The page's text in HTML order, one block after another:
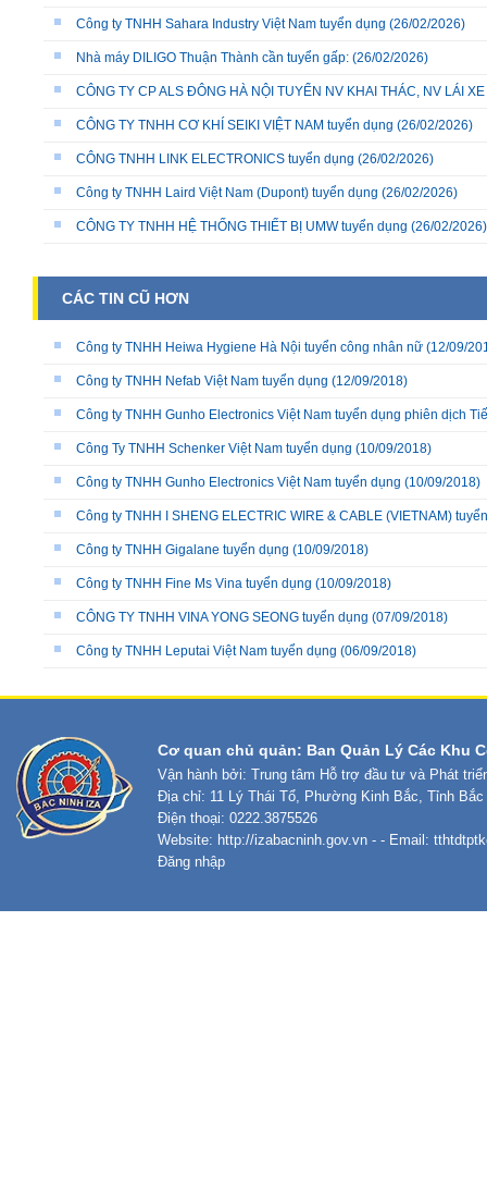
Công ty TNHH Sahara Industry Việt Nam tuyển dụng (26/02/2026)
Nhà máy DILIGO Thuận Thành cần tuyển gấp: (26/02/2026)
CÔNG TY CP ALS ĐÔNG HÀ NỘI TUYỂN NV KHAI THÁC, NV LÁI
CÔNG TY TNHH CƠ KHÍ SEIKI VIỆT NAM tuyển dụng (26/02/2026)
CÔNG TNHH LINK ELECTRONICS tuyển dụng (26/02/2026)
Công ty TNHH Laird Việt Nam (Dupont) tuyển dụng (26/02/2026)
CÔNG TY TNHH HỆ THỐNG THIẾT BỊ UMW tuyển dụng (26/02/2026)
CÁC TIN CŨ HƠN
Công ty TNHH Heiwa Hygiene Hà Nội tuyển công nhân nữ (12/09/
Công ty TNHH Nefab Việt Nam tuyển dụng (12/09/2018)
Công ty TNHH Gunho Electronics Việt Nam tuyển dụng phiên dịch
Công Ty TNHH Schenker Việt Nam tuyển dụng (10/09/2018)
Công ty TNHH Gunho Electronics Việt Nam tuyển dụng (10/09/2018)
Công ty TNHH I SHENG ELECTRIC WIRE & CABLE (VIETNAM)
Công ty TNHH Gigalane tuyển dụng (10/09/2018)
Công ty TNHH Fine Ms Vina tuyển dụng (10/09/2018)
CÔNG TY TNHH VINA YONG SEONG tuyển dụng (07/09/2018)
Công ty TNHH Leputai Việt Nam tuyển dụng (06/09/2018)
Cơ quan chủ quản: Ban Quản Lý Các Khu
Vận hành bởi: Trung tâm Hỗ trợ đầu tư và Phát
Địa chỉ: 11 Lý Thái Tổ, Phường Kinh Bắc, Tỉnh Bắc
Điện thoại: 0222.3875526
Website: http://izabacninh.gov.vn - - Email:
Đăng nhập